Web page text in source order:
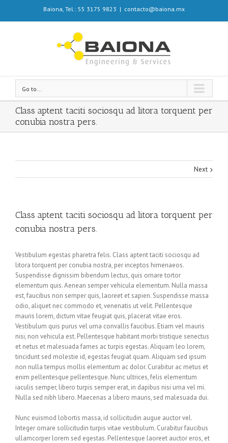
Baiona, Tel.: 55 3175 9823 | contacto@baiona.mx
Go to...
Class aptent taciti sociosqu ad litora torquent per
conubia nostra pers.
Next
Class aptent taciti sociosqu ad litora torquent per
conubia nostra pers.
Vestibulum egestas pharetra felis. Class aptent taciti sociosqu ad
litora torquent per conubia nostra, per inceptos himenaeos.
Suspendisse dignissim bibendum lectus, quis ornare tortor
elementum quis. Aenean semper vehicula elementum. Nulla massa
est, faucibus non semper quis, laoreet et sapien. Suspendisse massa
odio, aliquet nec commodo et, venenatis ut velit. Pellentesque
mauris lorem, dictum vitae feugiat quis, placerat vitae eros.
Vestibulum quis purus vel urna convallis faucibus. Etiam vel mauris
nisi, non vehicula est. Pellentesque habitant morbi tristique senectus
et netus et malesuada fames ac turpis egestas. Aliquam leo lorem,
tincidunt sed molestie id, egestas feugiat quam. Aliquam sed ipsum
non nulla tempus mollis elementum ac dolor. Curabitur ac metus et
enim pellentesque pellentesque. Nunc ultrices, felis elementum
iaculis semper, libero turpis semper erat, in dapibus nisi urna vel mi.
Nulla sed nibh libero. Maecenas a libero mauris, sed malesuada dui.
Nunc euismod lobortis massa, id sollicitudin augue auctor vel.
Integer ornare sollicitudin turpis vitae vestibulum. Curabitur faucibus
ullamcorper lorem sed egestas. Pellentesque laoreet auctor eros, et